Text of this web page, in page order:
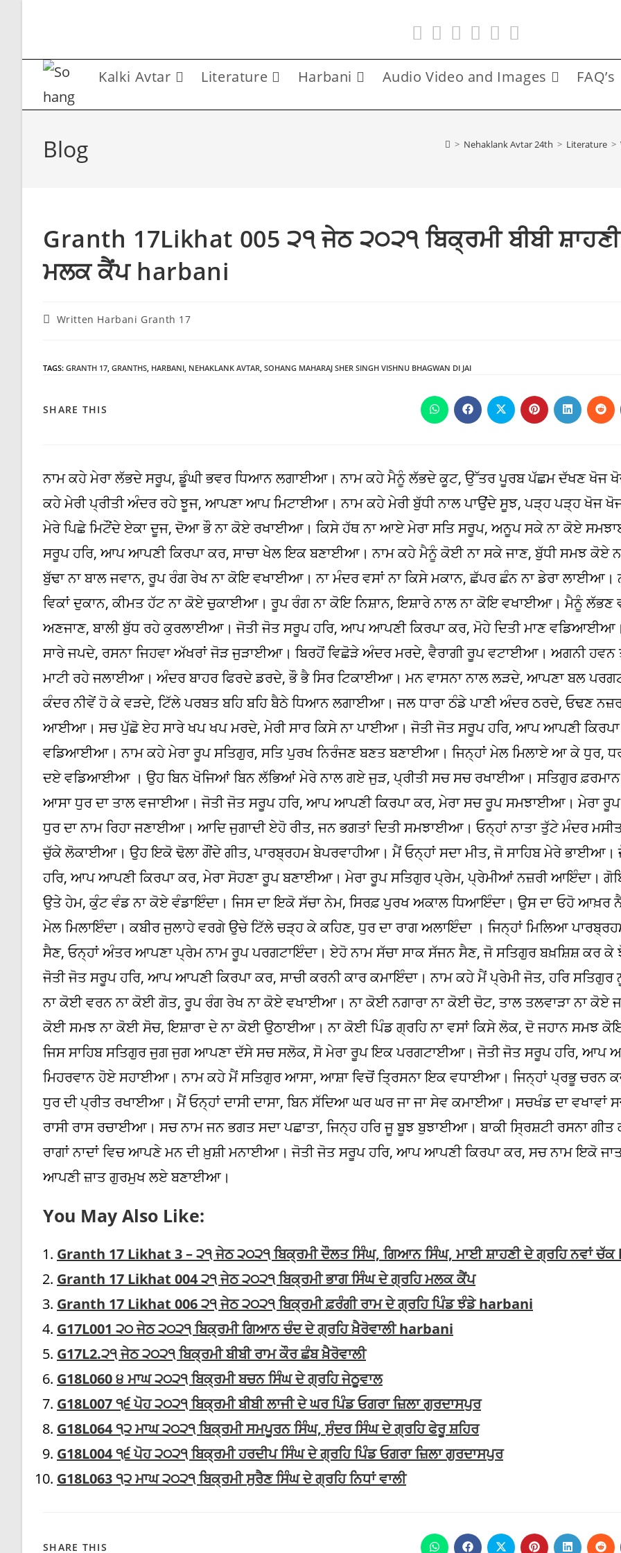
Kalki Avtar Literature Harbani Audio Video and Images FAQ’s
Blog > Nehaklank Avtar 24th > Literature >
Granth 17Likhat 005 ੨੧ ਜੇਠ ੨੦੨੧ ਬਿਕ੍ਰਮੀ ਬੀਬੀ
ਮਲਕ ਕੈਂਪ harbani
PostWritten Harbani Granth 17
TAGS: GRANTH 17, GRANTHS, HARBANI, NEHAKLANK AVTAR, SOHANG MAHARAJ SHER SINGH VISHNU BHAGWAN DI JAI
SHARE THIS Opens
in
Opens
in
Opens
in
Opens
in
Opens
in in
ਨਾਮ ਕਹੇ ਮੇਰਾ ਲੱਭਦੇ ਸਰੂਪ, ਡੂੰਘੀ ਭਵਰ ਧਿਆਨ ਲਗਾਈਆ। ਨਾਮ ਕਹੇ ਮੈਨੂੰ ਲੱਭਦੇ ਕੂਟ, ਉੱਤਰ ਪੂਰਬ ਪੱਛਮ ਦੱਖਣ ਖੋਜ
ਕਹੇ ਮੇਰੀ ਪ੍ਰੀਤੀ ਅੰਦਰ ਰਹੇ ਝੂਜ, ਆਪਣਾ ਆਪ ਮਿਟਾਈਆ। ਨਾਮ ਕਹੇ ਮੇਰੀ ਬੁੱਧੀ ਨਾਲ ਪਾਉਂਦੇ ਸੂਝ, ਪੜ੍ਹ ਪੜ੍ਹ ਖੋਜ
ਮੇਰੇ ਪਿਛੇ ਮਿਟੌਂਦੇ ਏਕਾ ਦੂਜ, ਦੋਆ ਭੌ ਨਾ ਕੋਏ ਰਖਾਈਆ। ਕਿਸੇ ਹੱਥ ਨਾ ਆਏ ਮੇਰਾ ਸਤਿ ਸਰੂਪ, ਅਨੂਪ ਸਕੇ ਨਾ ਕੋਏ
ਸਰੂਪ ਹਰਿ, ਆਪ ਆਪਣੀ ਕਿਰਪਾ ਕਰ, ਸਾਚਾ ਖੇਲ ਇਕ ਬਣਾਈਆ। ਨਾਮ ਕਹੇ ਮੈਨੂੰ ਕੋਈ ਨਾ ਸਕੇ ਜਾਣ, ਬੁੱਧੀ ਸਮਝ
ਬੁੱਢਾ ਨਾ ਬਾਲ ਜਵਾਨ, ਰੂਪ ਰੰਗ ਰੇਖ ਨਾ ਕੋਇ ਵਖਾਈਆ। ਨਾ ਮੰਦਰ ਵਸਾਂ ਨਾ ਕਿਸੇ ਮਕਾਨ, ਛੱਪਰ ਛੰਨ ਨਾ ਡੇਰਾ ਲਾਈਆ।
ਵਿਕਾਂ ਦੁਕਾਨ, ਕੀਮਤ ਹੱਟ ਨਾ ਕੋਏ ਚੁਕਾਈਆ। ਰੂਪ ਰੰਗ ਨਾ ਕੋਇ ਨਿਸ਼ਾਨ, ਇਸ਼ਾਰੇ ਨਾਲ ਨਾ ਕੋਇ ਵਖਾਈਆ। ਮੈਨੂੰ ਲੱਭਣ
ਅਣਜਾਣ, ਬਾਲੀ ਬੁੱਧ ਰਹੇ ਕੁਰਲਾਈਆ। ਜੋਤੀ ਜੋਤ ਸਰੂਪ ਹਰਿ, ਆਪ ਆਪਣੀ ਕਿਰਪਾ ਕਰ, ਮੋਹੇ ਦਿਤੀ ਮਾਣ
ਸਾਰੇ ਜਪਦੇ, ਰਸਨਾ ਜਿਹਵਾ ਅੱਖਰਾਂ ਜੋੜ ਜੁੜਾਈਆ। ਬਿਰਹੋਂ ਵਿਛੋੜੇ ਅੰਦਰ ਮਰਦੇ, ਵੈਰਾਗੀ ਰੂਪ ਵਟਾਈਆ। ਅਗਨੀ
ਮਾਟੀ ਰਹੇ ਜਲਾਈਆ। ਅੰਦਰ ਬਾਹਰ ਫਿਰਦੇ ਡਰਦੇ, ਭੌ ਭੈ ਸਿਰ ਟਿਕਾਈਆ। ਮਨ ਵਾਸਨਾ ਨਾਲ ਲੜਦੇ, ਆਪਣਾ ਬਲ
ਕੰਦਰ ਨੀਵੇਂ ਹੋ ਕੇ ਵੜਦੇ, ਟਿੱਲੇ ਪਰਬਤ ਬਹਿ ਬਹਿ ਬੈਠੇ ਧਿਆਨ ਲਗਾਈਆ। ਜਲ ਧਾਰਾ ਠੰਡੇ ਪਾਣੀ ਅੰਦਰ ਠਰਦੇ, ਓਢਣ
ਆਈਆ। ਸਚ ਪੁੱਛੋ ਏਹ ਸਾਰੇ ਖਪ ਖਪ ਮਰਦੇ, ਮੇਰੀ ਸਾਰ ਕਿਸੇ ਨਾ ਪਾਈਆ। ਜੋਤੀ ਜੋਤ ਸਰੂਪ ਹਰਿ, ਆਪ ਆਪਣੀ
ਵਡਿਆਈਆ। ਨਾਮ ਕਹੇ ਮੇਰਾ ਰੂਪ ਸਤਿਗੁਰ, ਸਤਿ ਪੁਰਖ ਨਿਰੰਜਣ ਬਣਤ ਬਣਾਈਆ। ਜਿਨ੍ਹਾਂ ਮੇਲ ਮਿਲਾਏ ਆ ਕੇ ਧੁਰ,
ਦਏ ਵਡਿਆਈਆ । ਉਹ ਬਿਨ ਖੋਜਿਆਂ ਬਿਨ ਲੱਭਿਆਂ ਮੇਰੇ ਨਾਲ ਗਏ ਜੁੜ, ਪ੍ਰੀਤੀ ਸਚ ਸਚ ਰਖਾਈਆ। ਸਤਿਗੁਰ ਫ਼ਰਮਾਨ
ਆਸਾ ਧੁਰ ਦਾ ਤਾਲ ਵਜਾਈਆ। ਜੋਤੀ ਜੋਤ ਸਰੂਪ ਹਰਿ, ਆਪ ਆਪਣੀ ਕਿਰਪਾ ਕਰ, ਮੇਰਾ ਸਚ ਰੂਪ ਸਮਝਾਈਆ। ਮੇਰਾ ਰੂਪ
ਧੁਰ ਦਾ ਨਾਮ ਰਿਹਾ ਜਣਾਈਆ। ਆਦਿ ਜੁਗਾਦੀ ਏਹੋ ਰੀਤ, ਜਨ ਭਗਤਾਂ ਦਿਤੀ ਸਮਝਾਈਆ। ਓਨ੍ਹਾਂ ਨਾਤਾ ਤੁੱਟੇ ਮੰਦਰ
ਚੁੱਕੇ ਲੋਕਾਈਆ। ਉਹ ਇਕੋ ਢੋਲਾ ਗੌਂਦੇ ਗੀਤ, ਪਾਰਬ੍ਰਹਮ ਬੇਪਰਵਾਹੀਆ। ਮੈਂ ਓਨ੍ਹਾਂ ਸਦਾ ਮੀਤ, ਜੋ ਸਾਹਿਬ ਮੇਰੇ
ਹਰਿ, ਆਪ ਆਪਣੀ ਕਿਰਪਾ ਕਰ, ਮੇਰਾ ਸੋਹਣਾ ਰੂਪ ਬਣਾਈਆ। ਮੇਰਾ ਰੂਪ ਸਤਿਗੁਰ ਪ੍ਰੇਮ, ਪ੍ਰੇਮੀਆਂ ਨਜ਼ਰੀ ਆਇੰਦਾ।
ਉਤੇ ਹੇਮ, ਕੁੰਟ ਵੰਡ ਨਾ ਕੋਏ ਵੰਡਾਇੰਦਾ। ਜਿਸ ਦਾ ਇਕੋ ਸੱਚਾ ਨੇਮ, ਸਿਰਫ਼ ਪੁਰਖ ਅਕਾਲ ਧਿਆਇੰਦਾ। ਉਸ ਦਾ ਓਹੋ ਆਖ਼ਰ
ਮੇਲ ਮਿਲਾਇੰਦਾ। ਕਬੀਰ ਜੁਲਾਹੇ ਵਰਗੇ ਉਚੇ ਟਿੱਲੇ ਚੜ੍ਹ ਕੇ ਕਹਿਣ, ਧੁਰ ਦਾ ਰਾਗ ਅਲਾਇੰਦਾ । ਜਿਨ੍ਹਾਂ ਮਿਲਿਆ
ਸੈਣ, ਓਨ੍ਹਾਂ ਅੰਤਰ ਆਪਣਾ ਪ੍ਰੇਮ ਨਾਮ ਰੂਪ ਪਰਗਟਾਇੰਦਾ। ਏਹੋ ਨਾਮ ਸੱਚਾ ਸਾਕ ਸੱਜਨ ਸੈਣ, ਜੋ ਸਤਿਗੁਰ ਬਖ਼ਸ਼ਿਸ਼ ਕਰ ਕੇ
ਜੋਤੀ ਜੋਤ ਸਰੂਪ ਹਰਿ, ਆਪ ਆਪਣੀ ਕਿਰਪਾ ਕਰ, ਸਾਚੀ ਕਰਨੀ ਕਾਰ ਕਮਾਇੰਦਾ। ਨਾਮ ਕਹੇ ਮੈਂ ਪ੍ਰੇਮੀ ਜੋਤ, ਹਰਿ
ਨਾ ਕੋਈ ਵਰਨ ਨਾ ਕੋਈ ਗੋਤ, ਰੂਪ ਰੰਗ ਰੇਖ ਨਾ ਕੋਏ ਵਖਾਈਆ। ਨਾ ਕੋਈ ਨਗਾਰਾ ਨਾ ਕੋਈ ਚੋਟ, ਤਾਲ ਤਲਵਾੜਾ ਨਾ ਕੋਏ
ਕੋਈ ਸਮਝ ਨਾ ਕੋਈ ਸੋਚ, ਇਸ਼ਾਰਾ ਦੇ ਨਾ ਕੋਈ ਉਠਾਈਆ। ਨਾ ਕੋਈ ਪਿੰਡ ਗ੍ਰਹਿ ਨਾ ਵਸਾਂ ਕਿਸੇ ਲੋਕ, ਦੋ ਜਹਾਨ ਸਮਝ
ਜਿਸ ਸਾਹਿਬ ਸਤਿਗੁਰ ਜੁਗ ਜੁਗ ਆਪਣਾ ਦੱਸੇ ਸਚ ਸਲੋਕ, ਸੋ ਮੇਰਾ ਰੂਪ ਇਕ ਪਰਗਟਾਈਆ। ਜੋਤੀ ਜੋਤ ਸਰੂਪ ਹਰਿ, ਆਪ
ਮਿਹਰਵਾਨ ਹੋਏ ਸਹਾਈਆ। ਨਾਮ ਕਹੇ ਮੈਂ ਸਤਿਗੁਰ ਆਸਾ, ਆਸ਼ਾ ਵਿਚੋਂ ਤ੍ਰਿਸਨਾ ਇਕ ਵਧਾਈਆ। ਜਿਨ੍ਹਾਂ ਪ੍ਰਭੂ ਚਰਨ
ਧੁਰ ਦੀ ਪ੍ਰੀਤ ਰਖਾਈਆ। ਮੈਂ ਓਨ੍ਹਾਂ ਦਾਸੀ ਦਾਸਾ, ਬਿਨ ਸੱਦਿਆ ਘਰ ਘਰ ਜਾ ਜਾ ਸੇਵ ਕਮਾਈਆ। ਸਚਖੰਡ ਦਾ ਵਖਾਵਾਂ
ਰਾਸੀ ਰਾਸ ਰਚਾਈਆ। ਸਚ ਨਾਮ ਜਨ ਭਗਤ ਸਦਾ ਪਛਾਤਾ, ਜਿਨ੍ਹ ਹਰਿ ਜੂ ਬੂਝ ਬੁਝਾਈਆ। ਬਾਕੀ ਸ੍ਰਿਸ਼ਟੀ ਰਸਨਾ ਗੀਤ
ਰਾਗਾਂ ਨਾਦਾਂ ਵਿਚ ਆਪਣੇ ਮਨ ਦੀ ਖ਼ੁਸ਼ੀ ਮਨਾਈਆ। ਜੋਤੀ ਜੋਤ ਸਰੂਪ ਹਰਿ, ਆਪ ਆਪਣੀ ਕਿਰਪਾ ਕਰ, ਸਚ ਨਾਮ ਇਕੋ
ਆਪਣੀ ਜ਼ਾਤ ਗੁਰਮੁਖ ਲਏ ਬਣਾਈਆ।
You May Also Like:
Granth 17 Likhat 3 – ੨੧ ਜੇਠ ੨੦੨੧ ਬਿਕ੍ਰਮੀ ਦੌਲਤ ਸਿੰਘ, ਗਿਆਨ ਸਿੰਘ, ਮਾਈ ਸ਼ਾਹਣੀ ਦੇ ਗ੍ਰਹਿ ਨਵਾਂ
Granth 17 Likhat 004 ੨੧ ਜੇਠ ੨੦੨੧ ਬਿਕ੍ਰਮੀ ਭਾਗ ਸਿੰਘ ਦੇ ਗ੍ਰਹਿ ਮਲਕ ਕੈਂਪ
Granth 17 Likhat 006 ੨੧ ਜੇਠ ੨੦੨੧ ਬਿਕ੍ਰਮੀ ਫ਼ਰੰਗੀ ਰਾਮ ਦੇ ਗ੍ਰਹਿ ਪਿੰਡ ਝੰਡੇ harbani
G17L001 ੨੦ ਜੇਠ ੨੦੨੧ ਬਿਕ੍ਰਮੀ ਗਿਆਨ ਚੰਦ ਦੇ ਗ੍ਰਹਿ ਖ਼ੈਰੋਵਾਲੀ harbani
G17L2.੨੧ ਜੇਠ ੨੦੨੧ ਬਿਕ੍ਰਮੀ ਬੀਬੀ ਰਾਮ ਕੌਰ ਛੰਬ ਖ਼ੈਰੋਵਾਲੀ
G18L060 ੪ ਮਾਘ ੨੦੨੧ ਬਿਕ੍ਰਮੀ ਬਚਨ ਸਿੰਘ ਦੇ ਗ੍ਰਹਿ ਜੇਠੂਵਾਲ
G18L007 ੧੬ ਪੋਹ ੨੦੨੧ ਬਿਕ੍ਰਮੀ ਬੀਬੀ ਲਾਜੀ ਦੇ ਘਰ ਪਿੰਡ ਓਗਰਾ ਜ਼ਿਲਾ ਗੁਰਦਾਸਪੁਰ
G18L064 ੧੨ ਮਾਘ ੨੦੨੧ ਬਿਕ੍ਰਮੀ ਸਮਪੂਰਨ ਸਿੰਘ, ਸੁੰਦਰ ਸਿੰਘ ਦੇ ਗ੍ਰਹਿ ਫੇਰੂ ਸ਼ਹਿਰ
G18L004 ੧੬ ਪੋਹ ੨੦੨੧ ਬਿਕ੍ਰਮੀ ਹਰਦੀਪ ਸਿੰਘ ਦੇ ਗ੍ਰਹਿ ਪਿੰਡ ਓਗਰਾ ਜ਼ਿਲਾ ਗੁਰਦਾਸਪੁਰ
G18L063 ੧੨ ਮਾਘ ੨੦੨੧ ਬਿਕ੍ਰਮੀ ਸੁਰੈਣ ਸਿੰਘ ਦੇ ਗ੍ਰਹਿ ਨਿਧਾਂ ਵਾਲੀ
SHARE THIS